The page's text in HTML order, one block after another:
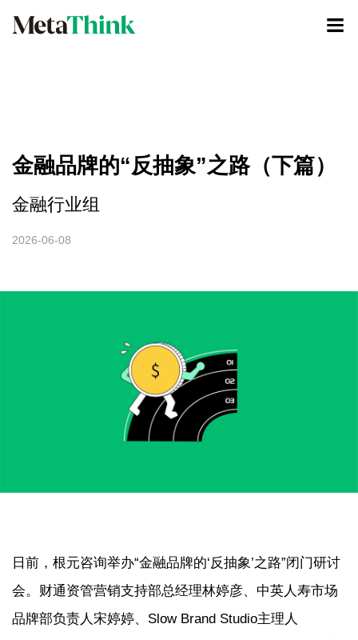
金融品牌的“反抽象”之路（下篇）
金融行业组
2026-06-08
日前，根元咨询举办“金融品牌的‘反抽象’之路”闭门研讨
会。财通资管营销支持部总经理林婷彦、中英人寿市场
品牌部负责人宋婷婷、Slow Brand Studio主理人